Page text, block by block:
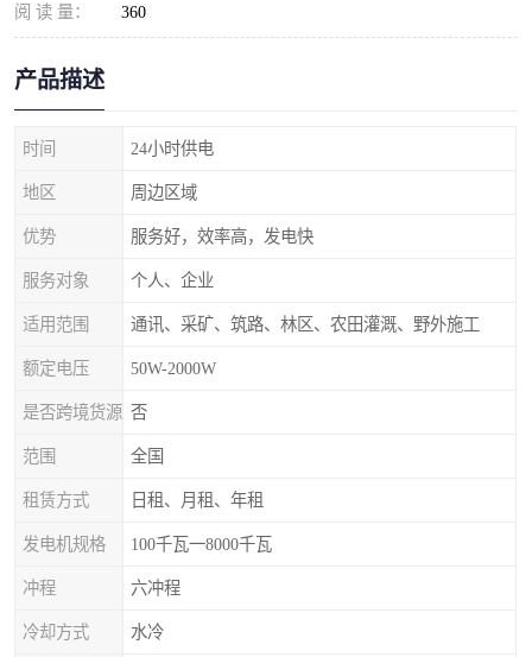
阅 读 量： 360
产品描述
时间 24小时供电
地区 周边区域
优势 服务好，效率高，发电快
服务对象 个人、企业
适用范围 通讯、采矿、筑路、林区、农田灌溉、野外施工
额定电压 50W-2000W
是否跨境货源 否
范围 全国
租赁方式 日租、月租、年租
发电机规格 100千瓦一8000千瓦
冲程 六冲程
冷却方式 水冷